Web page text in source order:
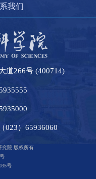
我们
道266号 (400714)
023）65936060
究院 版权所有
号